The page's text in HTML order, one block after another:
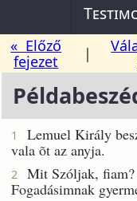
« Előző
fejezet
|
1
Lemuel Király
vala õt az anyja.
2
Mit Szóljak, fiam?
Fogadásimnak